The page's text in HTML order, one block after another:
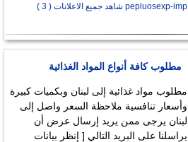
pepluosexp-imp شاهد جميع الاعلانات ( 3 )
مطلوب كافة أنواع المواد الغذائية
مطلوب مواد غذائية إلى لبنان وبكميات كبيرة
وأسعار تنافسية ملاحظة السعر واصل إلى
لبنان يرجى ممن يريد إرسال عرض أن
يراسلنا على البريد التالي [ إنظر بيانات